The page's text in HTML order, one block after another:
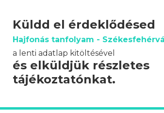
Küldd el érdeklődésed
Hajfonás tanfolyam -
a lenti adatlap kitöltésével
és elküldjük részletes
tájékoztatónkat.